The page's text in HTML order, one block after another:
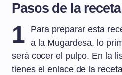
Pasos de la receta
1
Para preparar esta
a la Mugardesa, lo
será cocer el pulpo. En la
tienes el enlace de la